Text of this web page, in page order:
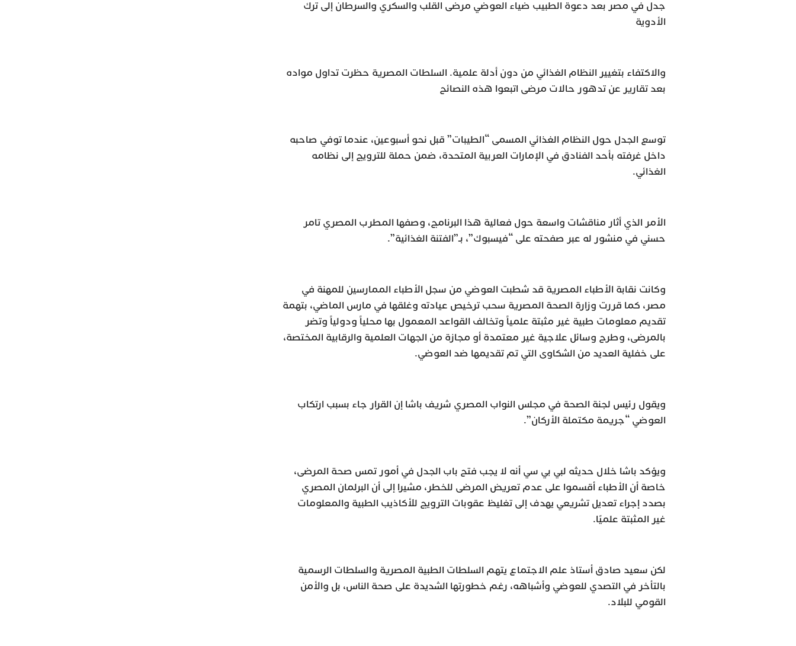
جدل في مصر بعد دعوة الطبيب ضياء العوضي مرضى القلب والسكري والسرطان إلى ترك
الأدوية
والاكتفاء بتغيير النظام الغذائي من دون أدلة علمية. السلطات المصرية حظرت تداول مواده
بعد تقارير عن تدهور حالات مرضى اتبعوا هذه النصائح
توسع الجدل حول النظام الغذائي المسمى “الطيبات” قبل نحو أسبوعين، عندما توفي صاحبه
داخل غرفته بأحد الفنادق في الإمارات العربية المتحدة، ضمن حملة للترويج إلى نظامه
الغذائي.
الأمر الذي أثار مناقشات واسعة حول فعالية هذا البرنامج، وصفها المطرب المصري تامر
حسني في منشور له عبر صفحته على “فيسبوك”، بـ”الفتنة الغذائية”.
وكانت نقابة الأطباء المصرية قد شطبت العوضي من سجل الأطباء الممارسين للمهنة في
مصر، كما قررت وزارة الصحة المصرية سحب ترخيص عيادته وغلقها في مارس الماضي، بتهمة
تقديم معلومات طبية غير مثبتة علمياً وتخالف القواعد المعمول بها محلياً ودولياً وتضر
بالمرضى، وطرح وسائل علاجية غير معتمدة أو مجازة من الجهات العلمية والرقابية المختصة،
على خفلية العديد من الشكاوى التي تم تقديمها ضد العوضي.
ويقول رئيس لجنة الصحة في مجلس النواب المصري شريف باشا إن القرار جاء بسبب ارتكاب
العوضي “جريمة مكتملة الأركان”.
ويؤكد باشا خلال حديثه لبي بي سي أنه لا يجب فتح باب الجدل في أمور تمس صحة المرضى،
خاصة أن الأطباء أقسموا على عدم تعريض المرضى للخطر، مشيرا إلى أن البرلمان المصري
بصدد إجراء تعديل تشريعي يهدف إلى تغليظ عقوبات الترويج للأكاذيب الطبية والمعلومات
غير المثبتة علميًا.
لكن سعيد صادق أستاذ علم الاجتماع يتهم السلطات الطبية المصرية والسلطات الرسمية
بالتأخر في التصدي للعوضي وأشباهه، رغم خطورتها الشديدة على صحة الناس، بل والأمن
القومي للبلاد.